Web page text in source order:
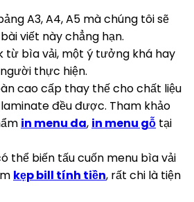
A3, A4, A5 mà chúng tôi sẽ
viết này chẳng hạn.
từ bìa vải, một ý tưởng khá hay
thực hiện.
cao cấp thay thế cho chất liệu
đều được. Tham khảo
in menu da, in menu gỗ tại
thể biến tấu cuốn menu bìa vải
kẹp bill tính tiền, rất chi là tiện